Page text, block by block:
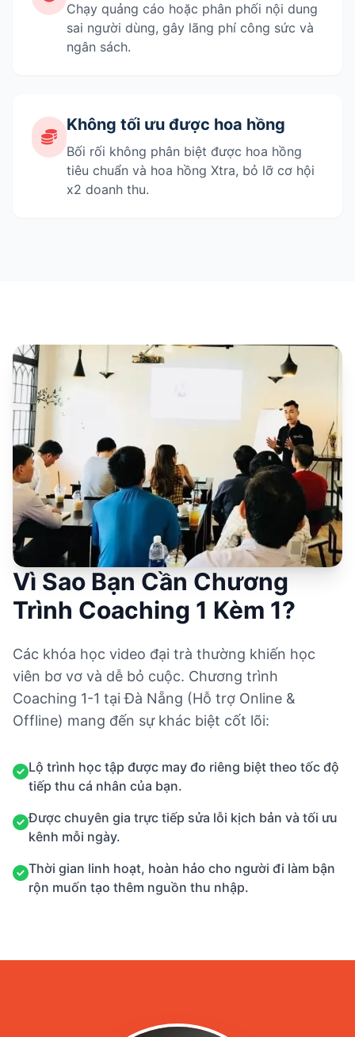
Chạy quảng cáo hoặc phân phối nội dung
sai người dùng, gây lãng phí công sức và
ngân sách.
Không tối ưu được hoa hồng
Bối rối không phân biệt được hoa hồng
tiêu chuẩn và hoa hồng Xtra, bỏ lỡ cơ hội
x2 doanh thu.
Vì Sao Bạn Cần Chương
Trình Coaching 1 Kèm 1?
Các khóa học video đại trà thường khiến học
viên bơ vơ và dễ bỏ cuộc. Chương trình
Coaching 1-1 tại Đà Nẵng (Hỗ trợ Online &
Offline) mang đến sự khác biệt cốt lõi:
Lộ trình học tập được may đo riêng biệt theo tốc độ
tiếp thu cá nhân của bạn.
Được chuyên gia trực tiếp sửa lỗi kịch bản và tối ưu
kênh mỗi ngày.
Thời gian linh hoạt, hoàn hảo cho người đi làm bận
rộn muốn tạo thêm nguồn thu nhập.